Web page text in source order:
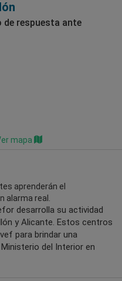
de respuesta ante
mapa
aprenderán el
alarma real.
desarrolla su actividad
y Alicante. Estos centros
para brindar una
del Interior en